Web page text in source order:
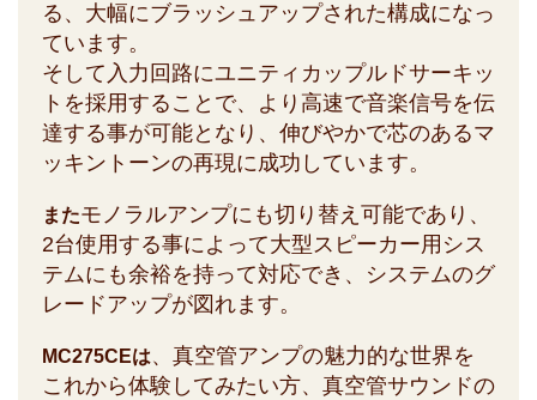
る、大幅にブラッシュアップされた構成になっ
ています。
そして入力回路にユニティカップルドサーキッ
トを採用することで、より高速で音楽信号を伝
達する事が可能となり、伸びやかで芯のあるマ
ッキントーンの再現に成功しています。
またモノラルアンプにも切り替え可能であり、
2台使用する事によって大型スピーカー用シス
テムにも余裕を持って対応でき、システムのグ
レードアップが図れます。
MC275CEは、真空管アンプの魅力的な世界を
これから体験してみたい方、真空管サウンドの